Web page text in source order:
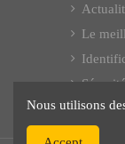
Le
Nous utilisons